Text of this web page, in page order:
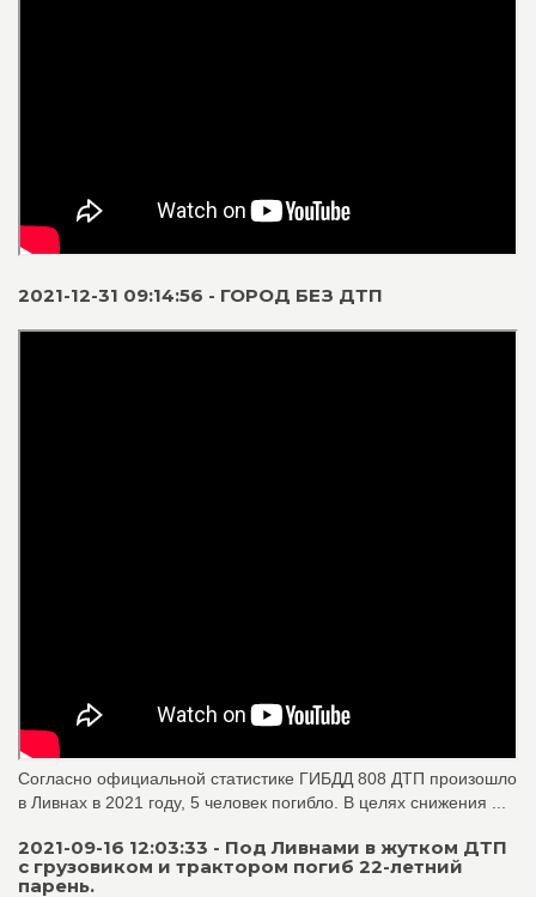
2021-12-31 09:14:56 - ГОРОД БЕЗ ДТП
Согласно официальной статистике ГИБДД 808 ДТП произошло
в Ливнах в 2021 году, 5 человек погибло. В целях снижения ...
2021-09-16 12:03:33 - Под Ливнами в жутком ДТП
с грузовиком и трактором погиб 22-летний
парень.